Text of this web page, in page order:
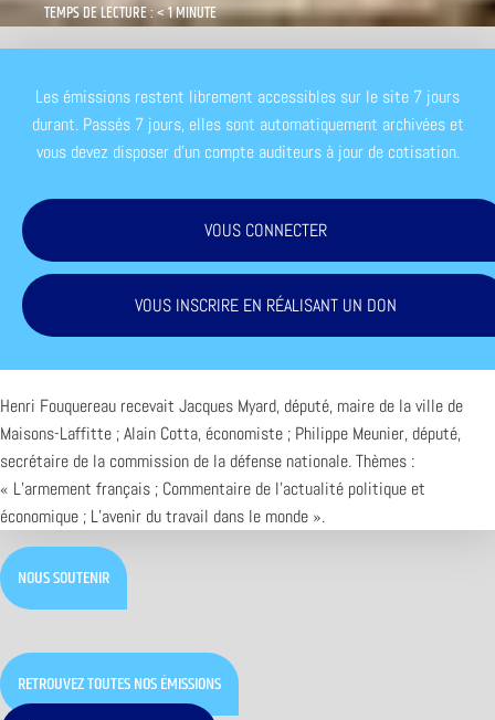
TEMPS DE LECTURE : < 1 MINUTE
Les émissions restent librement accessibles sur le site 7 jours
durant. Passés 7 jours, elles sont automatiquement archivées et
vous devez disposer d'un compte auditeurs à jour de cotisation.
VOUS CONNECTER
VOUS INSCRIRE EN RÉALISANT UN DON
Henri Fouquereau recevait Jacques Myard, député, maire de la ville de
Maisons-Laffitte ; Alain Cotta, économiste ; Philippe Meunier, député,
secrétaire de la commission de la défense nationale. Thèmes :
« L’armement français ; Commentaire de l’actualité politique et
économique ; L’avenir du travail dans le monde ».
NOUS SOUTENIR
RETROUVEZ TOUTES NOS ÉMISSIONS